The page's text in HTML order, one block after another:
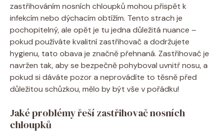
zastřihováním nosních chloupků mohou přispět k
infekcím nebo dýchacím obtížím. Tento strach je
pochopitelný, ale opět je tu jedna důležitá nuance –
pokud používáte kvalitní zastřihovač a dodržujete
hygienu, tato obava je značně přehnaná. Zastřihovač je
navržen tak, aby se bezpečně pohyboval uvnitř nosu, a
pokud si dáváte pozor a neprovádíte to těsně před
důležitou schůzkou, mělo by být vše v pořádku!
Jaké problémy řeší zastřihovač nosních
chloupků